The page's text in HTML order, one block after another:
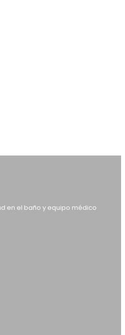
en el baño y equipo médico